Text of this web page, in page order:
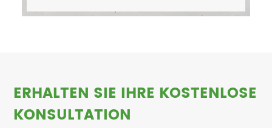
ERHALTEN SIE IHRE KOSTENLOSE
KONSULTATION